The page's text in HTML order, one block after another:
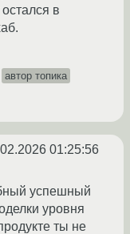
в
автор топика
01:25:56
успешный
уровня
ты не